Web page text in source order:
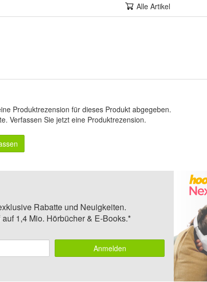
Alle Artikel
Produktrezension für dieses Produkt abgegeben.
Verfassen Sie jetzt eine Produktrezension.
Rabatte und Neuigkeiten.
1,4 Mio. Hörbücher & E-Books.*
Anmelden